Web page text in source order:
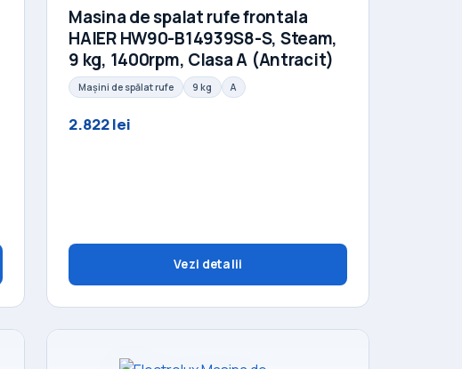
Masina de spalat rufe frontala
HAIER HW90-B14939S8-S, Steam,
9 kg, 1400rpm, Clasa A (Antracit)
Mașini de spălat rufe 9 kg A
2.822 lei
Vezi detalii